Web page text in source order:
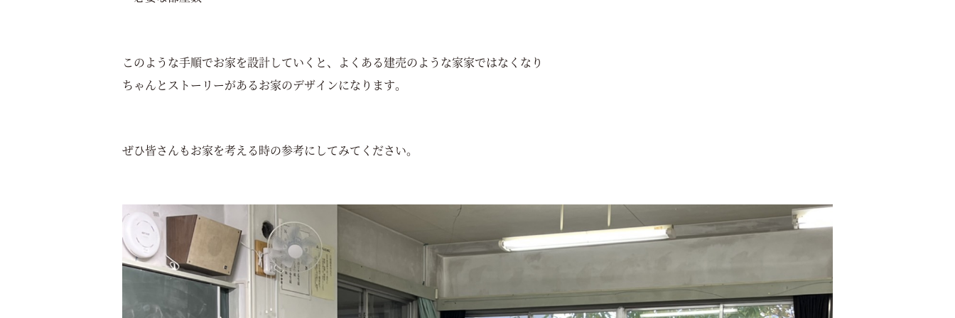
このような手順でお家を設計していくと、よくある建売のような家家ではなくなり
ちゃんとストーリーがあるお家のデザインになります。
ぜひ皆さんもお家を考える時の参考にしてみてください。